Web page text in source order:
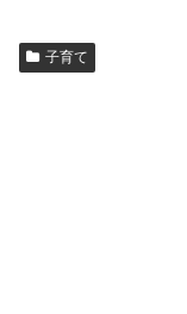
子育て